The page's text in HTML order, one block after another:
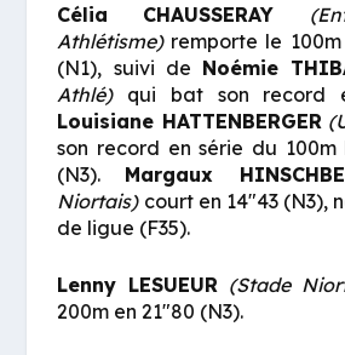
Célia CHAUSSERAY
Athlétisme) remporte le 100m
(N1), suivi de Noémie
Athlé) qui bat son record
Louisiane HATTENBERGER
son record en série du 100m
(N3). Margaux
Niortais) court en 14″43 (N3),
de ligue (F35).
Lenny LESUEUR (Stade
200m en 21″80 (N3).